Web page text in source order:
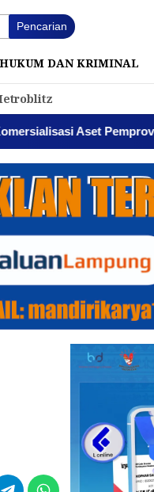
Pencarian
HUKUM DAN KRIMINAL
Kian Menguat